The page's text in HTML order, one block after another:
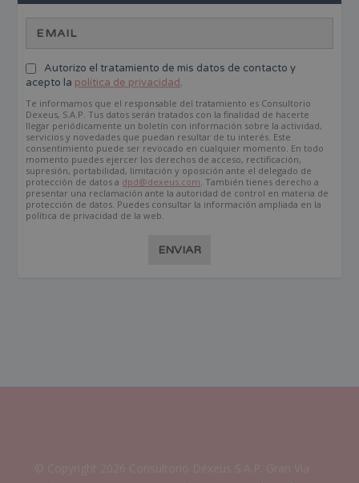
Autorizo el tratamiento de mis datos de contacto y
acepto la política de privacidad.
Te informamos que el responsable del tratamiento es Consultorio
Dexeus, S.A.P. Tus datos serán tratados con la finalidad de hacerte
llegar periódicamente un boletín con información sobre la actividad,
servicios y novedades que puedan resultar de tu interés. Este
consentimiento puede ser revocado en cualquier momento. En todo
momento puedes ejercer los derechos de acceso, rectificación,
supresión, portabilidad, limitación y oposición ante el delegado de
protección de datos a dpd@dexeus.com . También tienes derecho a
presentar una reclamación ante la autoridad de control en materia de
protección de datos. Puedes consultar la información ampliada en la
política de privacidad de la web.
ENVIAR